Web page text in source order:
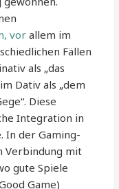
vorallem im
Fällen
als „das
Dativ als „dem
Diese
Integration in
In der Gaming-
Verbindung mit
gute Spiele
Game)